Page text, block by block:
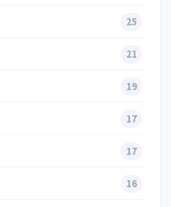
25
21
19
17
17
16